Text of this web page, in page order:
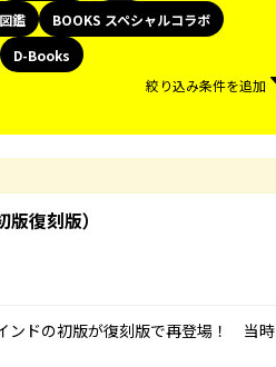
鑑
BOOKS スペシャルコラボ
D-Books
絞り込み条件を追加
復刻版）
ンドの初版が復刻版で再登場！ 当時